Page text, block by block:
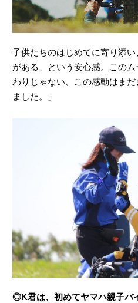
子供たちのはじめてに寄り添
がある、という安心感。この
わりじゃない、この感動はま
ました。」
◎K君は、初めてヤマハ親子バ